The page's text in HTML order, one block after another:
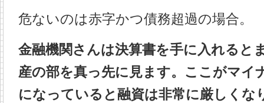
危ないのは赤字かつ債務超過の場合。
金融機関さんは決算書を手に入れると
産の部を真っ先に見ます。ここがマイ
になっていると融資は非常に厳しくな